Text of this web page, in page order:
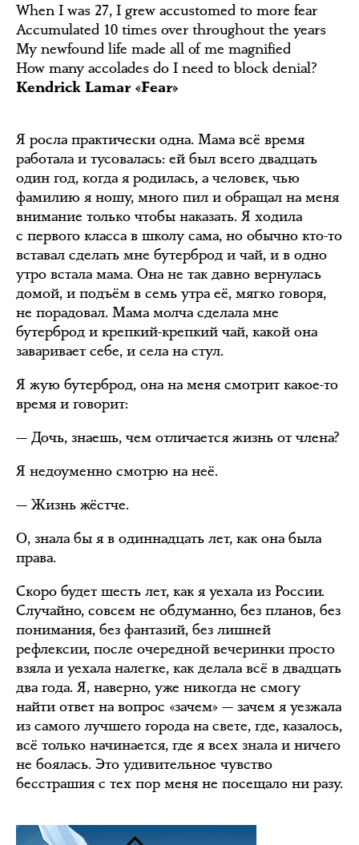
When I was 27, I grew accustomed to more fear
Accumulated 10 times over throughout the years
My newfound life made all of me magnified
How many accolades do I need to block denial?
Kendrick Lamar «Fear»
Я росла практически одна. Мама всё время
работала и тусовалась: ей был всего двадцать
один год, когда я родилась, а человек, чью
фамилию я ношу, много пил и обращал на меня
внимание только чтобы наказать. Я ходила
с первого класса в школу сама, но обычно кто-то
вставал сделать мне бутерброд и чай, и в одно
утро встала мама. Она не так давно вернулась
домой, и подъём в семь утра её, мягко говоря,
не порадовал. Мама молча сделала мне
бутерброд и крепкий-крепкий чай, какой она
заваривает себе, и села на стул.
Я жую бутерброд, она на меня смотрит какое-то
время и говорит:
— Дочь, знаешь, чем отличается жизнь от члена?
Я недоуменно смотрю на неё.
— Жизнь жёстче.
О, знала бы я в одиннадцать лет, как она была
права.
Скоро будет шесть лет, как я уехала из России.
Случайно, совсем не обдуманно, без планов, без
понимания, без фантазий, без лишней
рефлексии, после очередной вечеринки просто
взяла и уехала налегке, как делала всё в двадцать
два года. Я, наверно, уже никогда не смогу
найти ответ на вопрос «зачем» — зачем я уезжала
из самого лучшего города на свете, где, казалось,
всё только начинается, где я всех знала и ничего
не боялась. Это удивительное чувство
бесстрашия с тех пор меня не посещало ни разу.